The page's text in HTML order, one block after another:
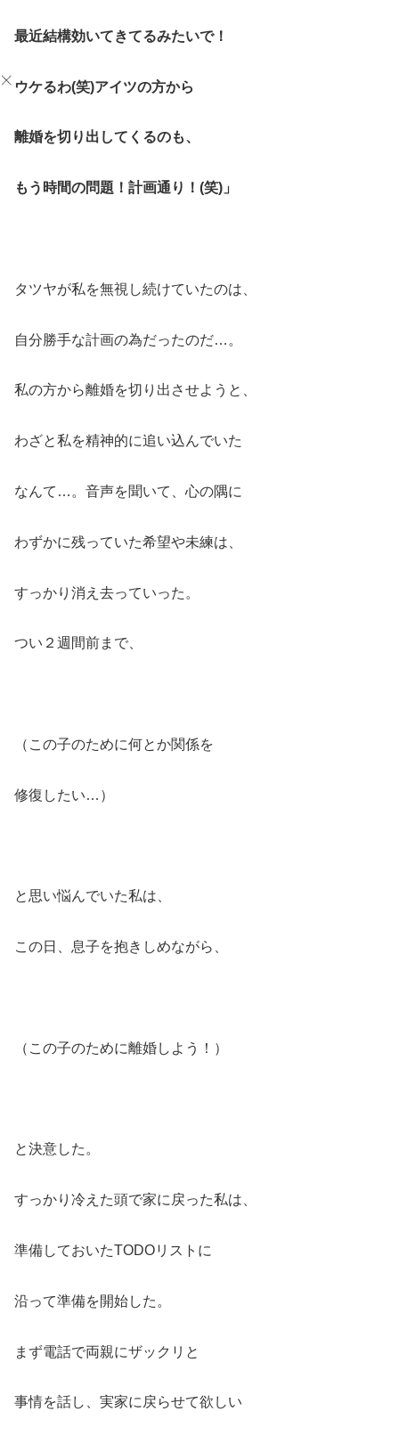
最近結構効いてきてるみたいで！
ウケるわ(笑)アイツの方から
離婚を切り出してくるのも、
もう時間の問題！計画通り！(笑)」
タツヤが私を無視し続けていたのは、
自分勝手な計画の為だったのだ…。
私の方から離婚を切り出させようと、
わざと私を精神的に追い込んでいた
なんて…。音声を聞いて、心の隅に
わずかに残っていた希望や未練は、
すっかり消え去っていった。
つい２週間前まで、
（この子のために何とか関係を
修復したい…）
と思い悩んでいた私は、
この日、息子を抱きしめながら、
（この子のために離婚しよう！）
と決意した。
すっかり冷えた頭で家に戻った私は、
準備しておいたTODOリストに
沿って準備を開始した。
まず電話で両親にザックリと
事情を話し、実家に戻らせて欲しい